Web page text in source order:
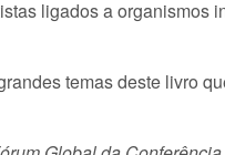
ligados a organismos
temas deste livro